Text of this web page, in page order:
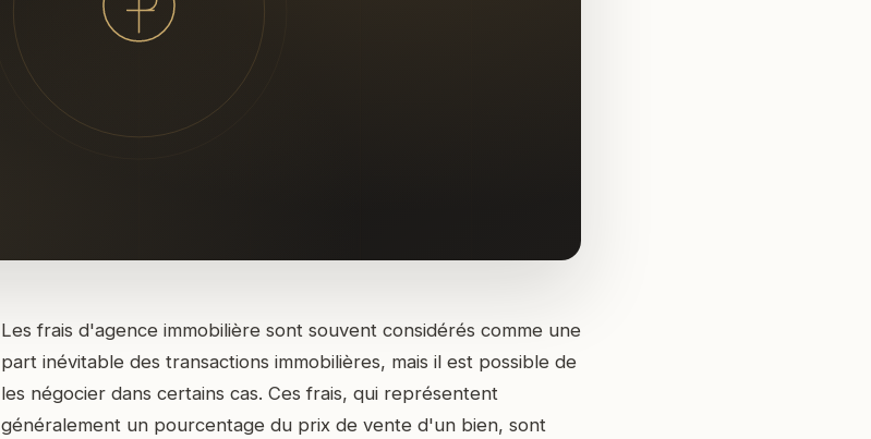
Les frais d'agence immobilière sont souvent considérés comme une
part inévitable des transactions immobilières, mais il est possible de
les négocier dans certains cas. Ces frais, qui représentent
généralement un pourcentage du prix de vente d'un bien, sont